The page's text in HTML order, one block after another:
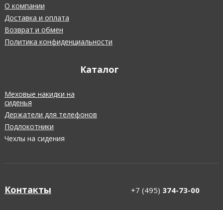
О компании
Доставка и оплата
Возврат и обмен
Политика конфиденциальности
Каталог
Меховые накидки на
сиденья
Держатели для телефонов
Подлокотники
Чехлы на сидения
Контакты +7 (495) 374-73-00